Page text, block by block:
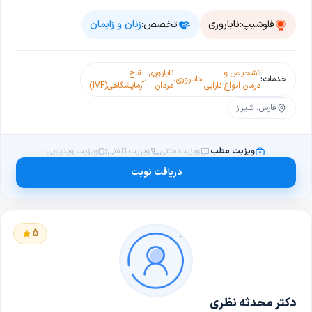
فلوشیپ:ناباروری تخصص:زنان و زایمان
خدمات:تشخیص و
درمان انواع نازایی،ناباروری،ناباروری
مردان
،لقاح
آزمایشگاهی(IVF)
فارس، شیراز
ویزیت مطب ویزیت متنی ویزیت تلفنی ویزیت ویدیویی
دریافت نوبت
5
دکتر محدثه نظری